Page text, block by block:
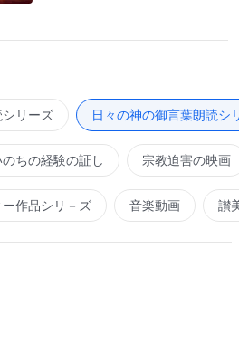
シリーズ 日々の神の御言葉朗読シ
のちの経験の証し 宗教迫害の映画
作品シリ－ズ 音楽動画 讃